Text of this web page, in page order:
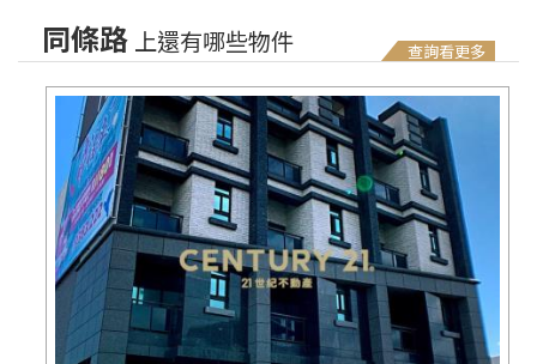
查詢看更多
同條路 上還有哪些物件